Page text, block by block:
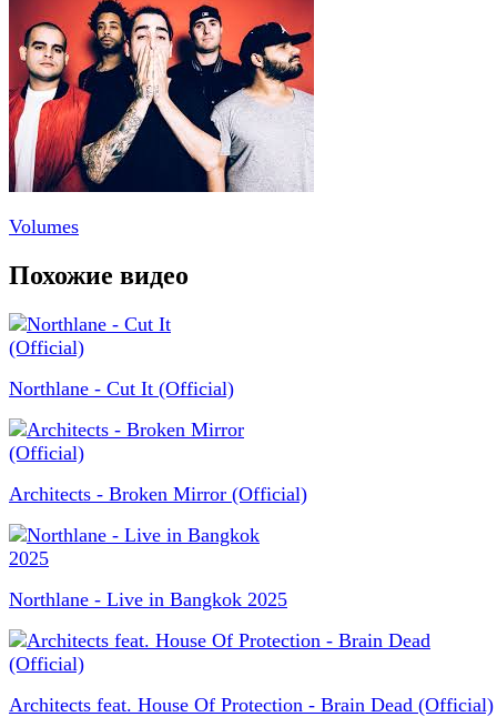
Volumes
Похожие видео
Northlane - Cut It (Official)
Architects - Broken Mirror (Official)
Northlane - Live in Bangkok 2025
Architects feat. House Of Protection - Brain Dead (Official)